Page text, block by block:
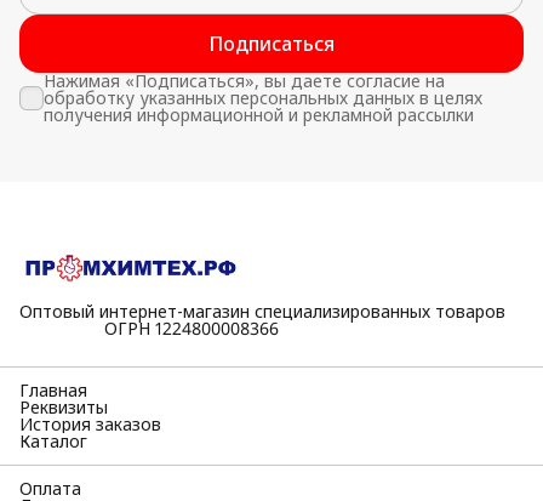
Подписаться
Нажимая «Подписаться», вы даете согласие на
обработку указанных персональных данных в целях
получения информационной и рекламной рассылки
Оптовый интернет-магазин специализированных товаров
⠀⠀⠀⠀⠀⠀⠀ОГРН 1224800008366
Главная
Реквизиты
История заказов
Каталог
Оплата